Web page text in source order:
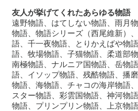
友人が挙げてくれたあらゆる物語
遠野物語、はてしない物語、雨月
物語、物語シリーズ（西尾維新）
語、千一夜物語、とりかえばや物
語、牧場物語、子猫物語、柔道部
南極物語、ナルニア国物語、岳物
語、イソップ物語、残酷物語、播
物語、海物語、チャコの海岸物語
スター物語、彩雲国物語、神河物
物語、プリンプリン物語、上京物